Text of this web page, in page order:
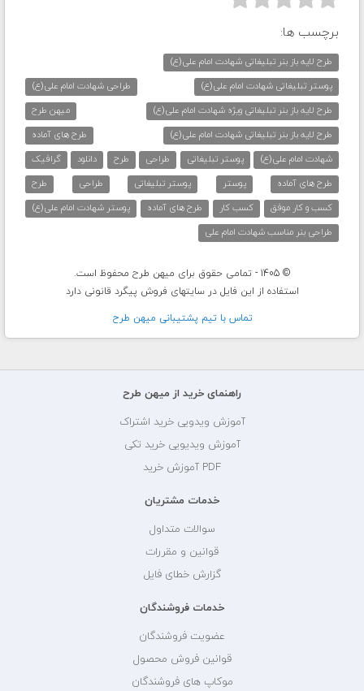
برچسب ها:
طرح لایه باز بنر تبلیغاتی شهادت امام علی(ع)
پوستر تبلیغاتی شهادت امام علی(ع)
طراحی شهادت امام علی(ع)
طرح لایه باز بنر تبلیغاتی ویژه شهادت امام علی(ع)
میهن طرح
طرح لایه باز بنر تبلیغاتی شهادت امام علی(ع)
طرح های آماده
شهادت امام علی(ع)
پوستر تبلیغاتی طراحی طرح دانلود
گرافیک
طرح های آماده
پوستر پوستر تبلیغاتی طراحی
طرح
کسب و کار موفق
کسب کار طرح های آماده
پوستر شهادت امام علی(ع)
طراحی بنر مناسب شهادت امام علی
© 1405 - تمامی حقوق برای میهن طرح محفوظ است.
استفاده از این فایل در سایتهای فروش پیگرد قانونی دارد
تماس با تيم پشتيبانی ميهن طرح
راهنمای خرید از میهن طرح
آموزش ویدویی خرید اشتراک
آموزش ویدیویی خرید تکی
PDF آموزش خرید
خدمات مشتریان
سوالات متداول
قوانین و مقررات
گزارش خطای فایل
خدمات فروشندگان
عضویت فروشندگان
قوانین فروش محصول
موکاپ های فروشندگان